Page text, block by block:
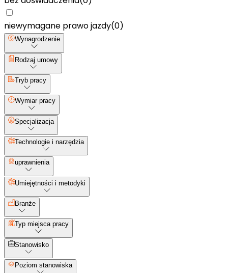
niewymagane prawo jazdy(0)
Wynagrodzenie
Rodzaj umowy
Tryb pracy
Wymiar pracy
Specjalizacja
Technologie i narzędzia
uprawnienia
Umiejętności i metodyki
Branże
Typ miejsca pracy
Stanowisko
Poziom stanowiska